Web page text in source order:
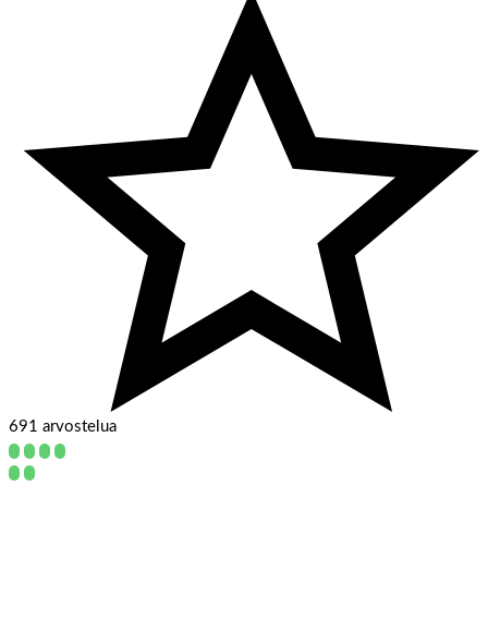
691 arvostelua